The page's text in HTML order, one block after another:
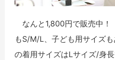
なんと1,800円で販売中
もS/M/L、子ども用サイズ
の着用サイズはLサイズ/身長